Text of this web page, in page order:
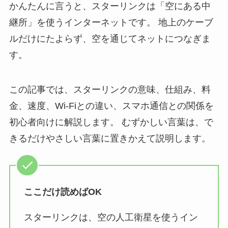
かんたんに言うと、スターリンクは「空にある中
継所」を使うインターネットです。 地上のケーブ
ルだけにたよらず、空を通じてネットにつなぎま
す。
この記事では、スターリンクの意味、仕組み、料
金、速度、Wi-Fiとの違い、スマホ通信との関係を
初心者向けに解説します。 むずかしい言葉は、で
きるだけやさしい言葉に置きかえて説明します。
ここだけ読めばOK
スターリンクは、空の人工衛星を使うイン